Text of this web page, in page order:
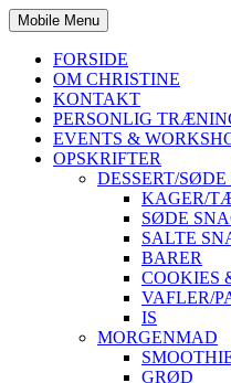
Mobile Menu
FORSIDE
OM CHRISTINE
KONTAKT
PERSONLIG
EVENTS &
OPSKRIFTER
DESSERT/SØDE
KAGER/
SØDE
SALTE
BARER
COOKIES
VAFLER/
IS
MORGENMAD
GRØD